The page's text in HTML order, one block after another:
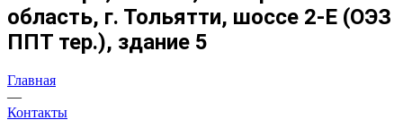
область, г. Тольятти, шоссе 2-Е (ОЭЗ
ППТ тер.), здание 5
Главная
—
Контакты